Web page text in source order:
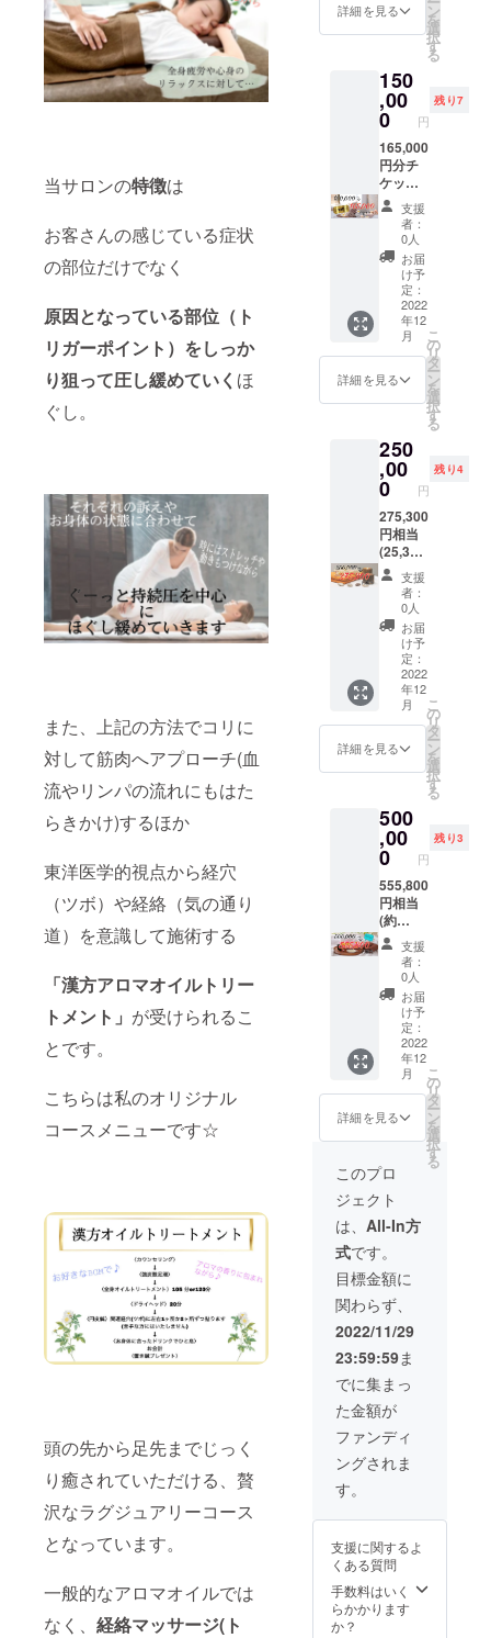
当サロンの特徴は
お客さんの感じている症状
の部位だけでなく
原因となっている部位（ト
リガーポイント）をしっか
り狙って圧し緩めていく ほ
ぐし。
また、上記の方法でコリに
対して筋肉へアプローチ(血
流やリンパの流れにもはた
らきかけ)するほか
東洋医学的視点から経穴
（ツボ）や経絡（気の通り
道）を意識して施術する
「漢方アロマオイルトリー
トメント」 が受けられるこ
とです。
こちらは私のオリジナル
コースメニューです☆
頭の先から足先までじっく
り癒されていただける、贅
沢なラグジュアリーコース
となっています。
一般的なアロマオイルでは
なく、 経絡マッサージ(ト
いう植
物のデ
ンプン
とし
た、土
に還る
素材を
使用。
(Red)
…ルイ
ボス、
小豆入
りブレ
ンド。
爽やか
な味わ
い。
さっぱ
りとし
た後味
でクセ
のない
味わい
食事の
おとも
や食後
の一杯
にオス
スメ。
(Black)
…黒大
豆、黒
ごま入
りブレ
ンド。
香ばし
く深み
のある
味わ
い。
ホッと
一息つ
時に
ピッタ
リの心
が落ち
着くよ
うな味
わい
で、お
やすみ
前の一
杯にオ
スス
メ。 ※
ブレン
ティー
それぞ
れの原
材料は
画像を
ご参照
くださ
い。 ※
ルイボ
スや黒
ゴマな
どの苦
手な風
味があ
る方向
けに、
セット
内容を
お選び
頂けま
す。お
好きな
セット
い☆ ※
み ※送
付先の
住所の
再確認
をお願
頂きま
す。 ※
様の活
動・宣
伝内容
によっ
ては契
約自体
をお断
り又は
中断さ
せて頂
く場合
がござ
いま
す。(宗
教、公
序良俗
に反す
など) そ
の際の
金はご
返金で
きませ
ん。ご
了承く
ださ
い。 ※
ご支援
頂きま
した方
(先着3
名)に
は、
メール
かLINE
にて掲
載内容
名、ご
紹介
像等)と
契約後
の連絡
方法
(メール
かLINE)
をお伺
い致し
ます。
※その都
度全て
こちら
で一度
確認、
契約者
様にも
内容の
を頂
き、お
承認で
きまし
たら実
行いた
しま
す。 ※
ご支援
前に、
アカウ
ントを
お持ち
でした
ら公式
LINEと
公式
Twitter
、公式
Instagr
お願い
致しま
個人差
がござ
予めご
了承く
ださ
い。
いお名
前のご
致しま
す。本
名でな
構いま
せん☆
※ご支援
頂いた
方全員
分の植
物を
SNSで
紹介す
る際、
載せて
欲しく
札を出
して欲
は、備
考欄に
一言お
ます。
※お花か
観葉植
物、ど
ちらか
プレゼ
ントし
たい方
をお選
び下さ
い。そ
れに従
させて
頂きま
物には
お店側
で名札
が付け
られな
い場合
がある
ような
ので、
その場
合は私
が心を
込めて
手書き
でお名
入し、
付けさ
ただき
ます。
ご了承
下さ
上乗せ
して頂
いた場
合は“胡
蝶蘭”を
買わせ
て頂き
ます。
メント
の他に
ドライ
ヘッド
20分や
足湯、
カウン
セリン
グなど
も別途
時間が
かかり
ます。
お着替
え〜会
計まで
全て合
わせて
170分〜
180分(3
ます。
さらに
写真撮
影でも
う少し
お時間
をいた
だきま
す事、
ご了承
くださ
い。 ※
クラウ
ドファ
ンディ
ングの
ルール
でキャ
が、ど
うして
も都合
が合わ
なく
なった
場合に
の
み、“10
,000円
チケッ
ト”をお
送り致
しま
す。 ※
譲渡不
可 ※
メール
をお送
しま
す。 ※
強圧を
求める
方はご
遠慮下
さい。
※法令に
医療、
診療行
為では
ござい
ませ
ん。効
果には
います
ことを
予めご
了承く
ださ
い。
ひご利
で確認
後、公
式LINE
より支
援者さ
まの
LINEへ
チケッ
トをお
送り致
しま
す。
“LINE未
使用”の
方、“プ
レゼン
ト予
定”の方
考欄に
「郵送
希望」
とコメ
ント下
さい☆
※ご予約
は公式
LINEと
予約
フォー
ムから
受付け
る予定
です。
※有効期
限は開
業月か
求める
方はご
遠慮下
さい。
※法令に
基づく
医療、
診療行
為では
ござい
ませ
ん。効
果には
個人差
がござ
います
ことを
予めご
い。
出ませ
ん。ま
た、差
る場合
は別途
お支払
頂きま
す。 ※
換金で
きませ
ん。 ※
譲渡可
能。プ
レゼン
トとし
てもぜ
ひご利
用下さ
い♪ ※郵
送致し
ます。
送料込
み。 ※
は公式
LINEと
予約
フォー
ムから
受付け
る予定
です。
※有効期
限は開
業月か
ら1年。
※施術者
は小柄
なた
め、極
端な強
圧はで
きませ
ん。 ※
基づく
医療、
診療行
為では
ござい
ませ
ん。効
果には
個人差
がござ
います
ことを
予めご
了承く
ださ
い。
トメン
ト) 105
分チ
×3枚
※105分
はオイ
ルト
リート
メント
の時間
であ
り、そ
の他に
ドライ
ヘッド
20分や
足湯、
カウン
セリン
グなど
も別途
時間が
かかり
お着替
え〜会
計まで
全て合
わせて
170分〜
180分(3
時間)は
かかり
ます。
※譲渡可
能。プ
レゼン
トとし
てもぜ
ひご利
用下さ
い♪ ※
メール
で確認
式LINE
より支
援者さ
まの
LINEへ
チケッ
トをお
送り致
しま
す。
LINE未
使用の
方、プ
レゼン
ト予定
の方は
郵送致
しま
す。一
言「郵
送希
望」と
コメン
ト下さ
い☆ ※
ご予約
は公式
LINEと
予約
フォー
ムから
受付け
る予定
です。
※有効期
限は開
業月か
ら1年。
方はご
さい。
※法令に
基づく
医療、
診療行
詳細を見る ン
を
選
択
す
る
150
,00
0 円
残り7
165,000
円分チ
ケット
(15,000
円お得)
・漢方
アロマ
トリー
トメン
ト 120
分チ
ケット
×1枚 ・
漢方ア
ロマト
リート
105分チ
ケット
×1 ・
10,000
円チ
ケット
×6枚 ・
5,000円
チケッ
ト×3枚
・1,000
円チ
ケット
×8枚 ・
お好き
なコー
ス10分
延長チ
ケット
×2枚
円相当)
※漢方ア
ロマオ
イルト
リート
メント
の105
分、120
分はオ
イルト
リート
メント
のみの
時間で
あり、
その他
にドラ
イヘッ
ド20分
や足
湯、カ
ウンセ
リング
なども
別途時
間がか
かりま
す。お
着替
え〜会
計まで
全て合
わせて
180分(3
時間)〜
200分(3
時間20
分)程度
※当店で
利用い
ただけ
る金券
チケッ
トで
支援
者：
0人
お届
け予
定：
2022
年12
月
詳細を見る
こ
の
リ
タ
ー
ン
を
選
択
す
る
250
,00
0 円
残り4
275,300
円相当
(25,300
円お得)
・強炭
酸入浴
剤 6個
(1,650
円相当)
・お好
きな
コース
10分延
長クー
ポン✕2
枚
円相当)
・アロ
マト
リート
メント
105分
コース
(38,000
) 1回分
チケッ
ト ・
ヘッド&
アイケ
ア 15分
コース
チケッ
ト×1枚
(1,800
円) ・
10,000
円チ
ケット
×17枚
・5,000
円チ
ケット
×11枚
・1,000
円チ
ケット
×6枚 ※
漢方ア
ロマオ
イルト
リート
メント
の105分
はオイ
メント
時間で
あり、
その他
にドラ
イヘッ
支援
者：
0人
お届
け予
定：
2022
年12
月
詳細を見る
こ
の
リ
タ
ー
ン
を
選
択
す
る
500
,00
0 円
残り3
555,800
円相当
(約
55,800
円お得)
・強炭
酸入浴
剤×10個
(2,750
円相当)
・ブレ
ンド
ティー
1袋(10
ティー
バッグ
入り) ・
お好き
なコー
ス10分
延長
クーポ
ン×16枚
(約
1年分
21,440
円相当)
・漢方
アロマ
トリー
トメン
ト105分
コース
(38,000
×3枚
0円分)
・ヘッ
ド&アイ
ケア
コース
支援
者：
0人
お届
け予
定：
2022
年12
月
詳細を見る
こ
の
リ
タ
ー
ン
を
選
択
す
る
このプロ
ジェクト
は、 All-In方
式です。
目標金額に
関わらず、
2022/11/29
23:59:59ま
でに集まっ
た金額が
ファンディ
ングされま
す。
支援に関するよ
くある質問
手数料はいく
らかかります
か？